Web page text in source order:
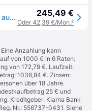
hansgrohe Talis M54 Küchenarmatur, ausziehbar, schwenkbar, 72808670, 245,49 €
Oder 42,39 €/Mon.²
Anzahlung kann
von 1000 € in 6 Raten:
von 172,79 €. Laufzeit:
1036,84 €. Zinsen:
über 18 Jahre.
25 € und
Kreditgeber: Klarna Bank
Nr.: 556737-0431. Siehe